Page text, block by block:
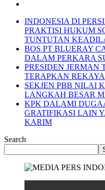
INDONESIA DI
PRAKTISI HUKUM
TUNTUTAN
BOS PT BLUERAY
DALAM PERKARA
PRESIDEN JERMAN
TERAPKAN
SEKJEN PBB NILAI
LANGKAH BESAR
KPK DALAMI
GRATIFIKASI LAIN
KARIM
Search